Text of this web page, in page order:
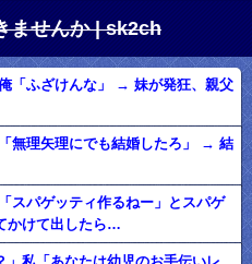
ませんか | sk2ch
「ふざけんな」 → 妹が発狂、親父
無理矢理にでも結婚したろ」 → 結
スパゲッティ作るねー」とスパゲ
かけて出したら…